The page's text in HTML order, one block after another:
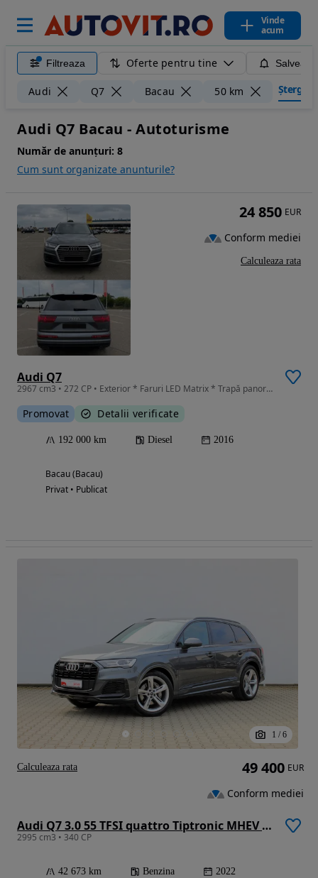
Vinde
acum
Filtreaza Oferte pentru tine
Audi Q7 Bacau 50 km Șterge
Audi Q7 Bacau - Autoturisme
Număr de anunțuri: 8
Cum sunt organizate anunturile?
Audi Q7
2967 cm3 • 272 CP • Exterior * Faruri LED Matrix * Trapă panoramică din sticlă * Geamuri
Promovat Detalii verificate
192 000 km Diesel 2016
Bacau (Bacau)
Privat • Publicat
24 850 EUR
Conform mediei
Calculeaza rata
1 / 6
Audi Q7 3.0 55 TFSI quattro Tiptronic MHEV S Line
2995 cm3 • 340 CP
42 673 km Benzina 2022
49 400 EUR
Conform mediei
Calculeaza rata